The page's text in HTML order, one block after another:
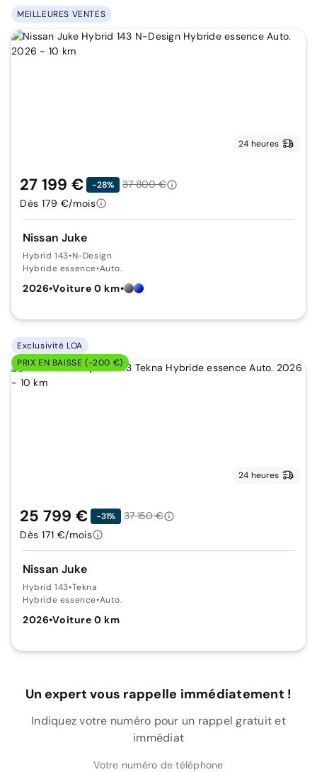
MEILLEURES VENTES
24 heures
Nissan Juke
Hybrid 143•N-Design
Hybride essence•Auto.
2026•Voiture 0 km•
27 199 € -28%
37 800 €
Dès 179 €/mois
Exclusivité LOA
PRIX EN BAISSE (-200 €)
24 heures
Nissan Juke
Hybrid 143•Tekna
Hybride essence•Auto.
2026•Voiture 0 km
25 799 € -31%
37 150 €
Dès 171 €/mois
Un expert vous rappelle immédiatement !
Indiquez votre numéro pour un rappel gratuit et
immédiat
Votre numéro de téléphone